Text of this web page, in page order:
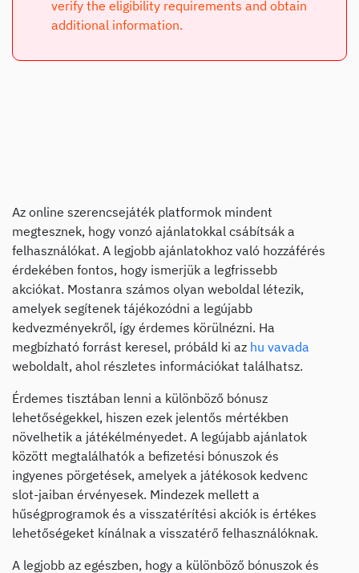
verify the eligibility requirements and obtain
additional information.
Az online szerencsejáték platformok mindent
megtesznek, hogy vonzó ajánlatokkal csábítsák a
felhasználókat. A legjobb ajánlatokhoz való hozzáférés
érdekében fontos, hogy ismerjük a legfrissebb
akciókat. Mostanra számos olyan weboldal létezik,
amelyek segítenek tájékozódni a legújabb
kedvezményekről, így érdemes körülnézni. Ha
megbízható forrást keresel, próbáld ki az hu vavada
weboldalt, ahol részletes információkat találhatsz.
Érdemes tisztában lenni a különböző bónusz
lehetőségekkel, hiszen ezek jelentős mértékben
növelhetik a játékélményedet. A legújabb ajánlatok
között megtalálhatók a befizetési bónuszok és
ingyenes pörgetések, amelyek a játékosok kedvenc
slot-jaiban érvényesek. Mindezek mellett a
hűségprogramok és a visszatérítési akciók is értékes
lehetőségeket kínálnak a visszatérő felhasználóknak.
A legjobb az egészben, hogy a különböző bónuszok és